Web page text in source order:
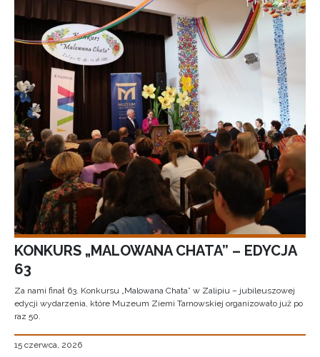
KONKURS „MALOWANA CHATA” – EDYCJA
63
Za nami finał 63. Konkursu „Malowana Chata” w Zalipiu – jubileuszowej
edycji wydarzenia, które Muzeum Ziemi Tarnowskiej organizowało już po
raz 50.
15 czerwca, 2026